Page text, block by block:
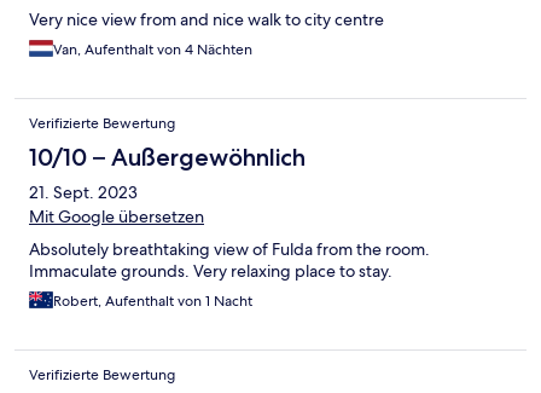
Very nice view from and nice walk to city centre
Van, Aufenthalt von 4 Nächten
Verifizierte Bewertung
10/10 – Außergewöhnlich
21. Sept. 2023
Mit Google übersetzen
Absolutely breathtaking view of Fulda from the room.
Immaculate grounds. Very relaxing place to stay.
Robert, Aufenthalt von 1 Nacht
Verifizierte Bewertung